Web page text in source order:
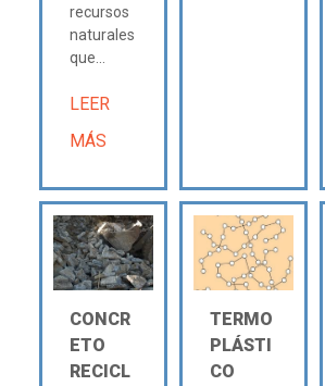
recursos
naturales
que...
LEER
MÁS
CONCR
ETO
RECICL
TERMO
PLÁSTI
CO